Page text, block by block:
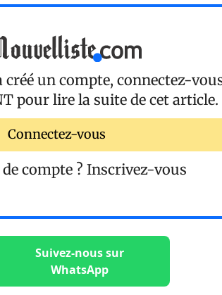
créé un compte, connectez-
pour lire la suite de cet article.
Connectez-vous
compte ? Inscrivez-vous
Suivez-nous sur
WhatsApp